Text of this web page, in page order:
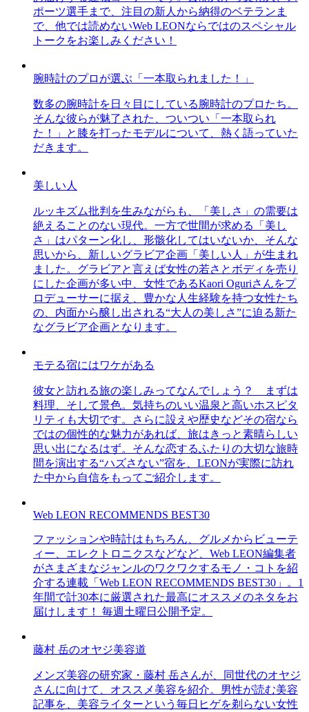
ポーツ選手まで、注目の新人から納得のベテランま
で、他では読めないWeb LEONならではのスペシャル
トークをお楽しみください！
腕時計のプロが選ぶ「一本取られました！」
数多の腕時計を日々目にしている腕時計のプロたち。
そんな彼らが魅了された、ついつい「一本取られ
た！」と膝を打ったモデルについて、熱く語っていた
だきます。
美しい人
ルッキズム批判を生みながらも、「美しさ」の需要は
絶えることのない現代。一方で世間が求める「美し
さ」はパターン化し、形骸化してはいないか、そんな
思いから、新しいグラビア企画「美しい人」が生まれ
ました。グラビアと言えば女性の若さとボディを売り
にした企画が多い中、女性であるKaori Oguriさんをプ
ロデューサーに据え、豊かな人生経験を持つ女性たち
の、内面から醸し出される“大人の美しさ”に迫る新た
なグラビア企画となります。
モテる宿にはワケがある
彼女と訪れる旅の楽しみってなんでしょう？ まずは
料理、そして景色。気持ちのいい温泉と高いホスピタ
リティも大切です。さらに設えや歴史などその宿なら
ではの個性的な魅力があれば、旅はきっと素晴らしい
思い出になるはず。そんな恋するふたりの大切な旅時
間を演出する“ハズさない”宿を、LEONが実際に訪れ
た中から自信をもってご紹介します。
Web LEON RECOMMENDS BEST30
ファッションや時計はもちろん、グルメからビューテ
ィー、エレクトロニクスなどなど、Web LEON編集者
がさまざまなジャンルのワクワクするモノ・コトを紹
介する連載「Web LEON RECOMMENDS BEST30」。1
年間で計30本に厳選された最高にオススメのネタをお
届けします！ 毎週土曜日公開予定。
藤村 岳のオヤジ美容道
メンズ美容の研究家・藤村 岳さんが、同世代のオヤジ
さんに向けて、オススメ美容を紹介。男性が読む美容
記事を、美容ライターという毎日ヒゲを剃らない女性